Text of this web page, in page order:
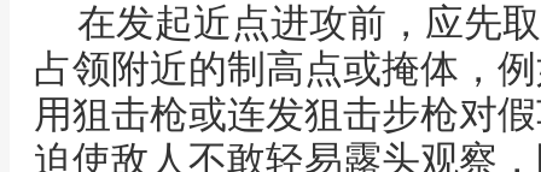
在发起近点进攻前，应先
占领附近的制高点或掩体，
用狙击枪或连发狙击步枪对
迫使敌人不敢轻易露头观察